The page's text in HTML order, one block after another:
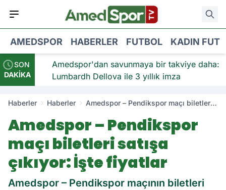
AMEDSPOR HABERLER FUTBOL KADIN
SON
DAKİKA
Amedspor'dan savunmaya bir takviye daha:
Lumbardh Dellova ile 3 yıllık imza
Haberler Haberler
Amedspor – Pendikspor maçı biletleri
Amedspor – Pendikspor
maçı biletleri satışa
çıkıyor: İşte fiyatlar
Amedspor – Pendikspor maçının biletleri